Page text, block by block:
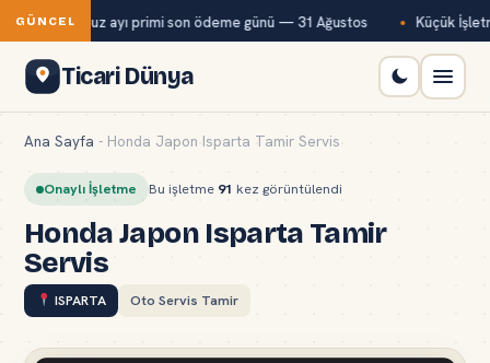
GÜNCEL
Kur temmuz ayı primi son ödeme günü — 31 Ağustos Küçük
Ticari Dünya
Ana Sayfa - Honda Japon Isparta Tamir Servis
Onaylı İşletme Bu işletme 91 kez görüntülendi
Honda Japon Isparta Tamir
Servis
ISPARTA Oto Servis Tamir